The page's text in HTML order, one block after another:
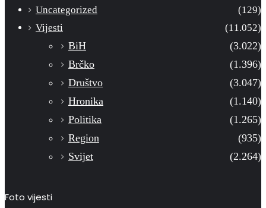
Uncategorized
(129)
Vijesti
(11.052)
BiH
(3.022)
Brčko
(1.396)
Društvo
(3.047)
Hronika
(1.140)
Politika
(1.265)
Region
(935)
Svijet
(2.264)
Foto vijesti